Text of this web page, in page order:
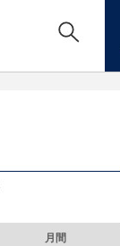
月間